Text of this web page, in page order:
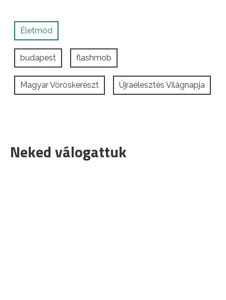
Életmód
budapest flashmob
Magyar Vöröskereszt Újraélesztés Világnapja
Neked válogattuk